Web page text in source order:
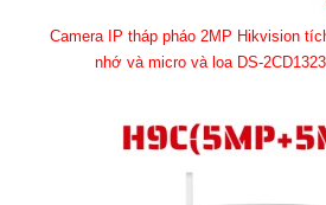
Camera IP tháp pháo 2MP Hikvision
nhớ và micro và loa DS-